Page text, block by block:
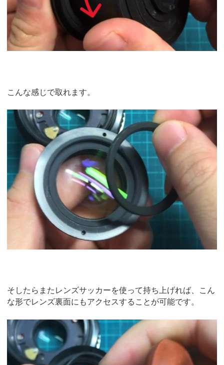
こんな感じで取れます。
そしたらまたレンズサッカーを使って持ち上げれば、こん
な形でレンズ裏面にもアクセスすることが可能です。